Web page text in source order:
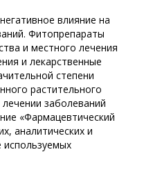
влияние на
Фитопрепараты
и местного лечения
и лекарственные
степени
растительного
заболеваний
«Фармацевтический
аналитических и